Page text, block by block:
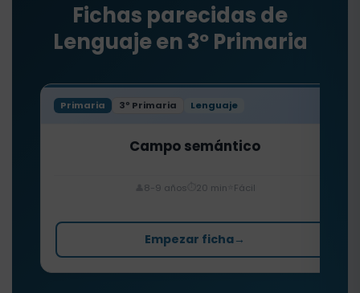
Fichas parecidas de
Lenguaje en 3º Primaria
Primaria 3º Primaria Lenguaje
Campo semántico
8-9 años 20 min Fácil
Empezar ficha→